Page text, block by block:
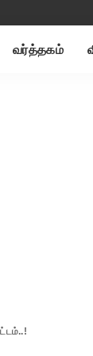
வர்த்தகம்